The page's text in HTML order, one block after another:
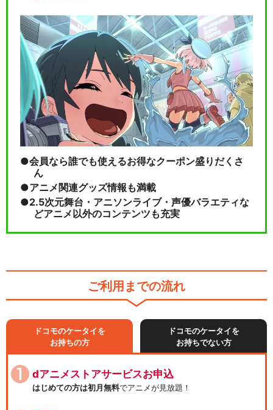
会員なら誰でも使えるお得なクーポン盛りだくさ
ん
アニメ関連グッズ情報も満載
2.5次元舞台・アニソンライブ・声優バラエティな
どアニメ以外のコンテンツも充実
ご利用までの流れ
ドコモのケータイを
お持ちの方
ドコモのケータイを
お持ちでない方
dアニメストアサービスお申込
はじめての方は初月無料でアニメが見放題！